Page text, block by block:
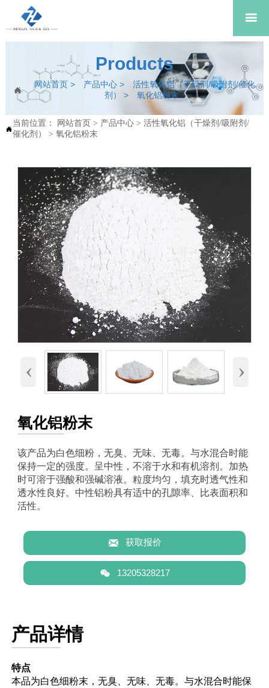

Products

网站首页 > 产品中心 >
活性氧化铝（干燥剂/吸附剂/催化
剂）
> 氧化铝粉末

当前位置： 网站首页 > 产品中心> 活性氧化铝（干燥剂/吸附剂/
催化剂）
> 氧化铝粉末
‹ ›
氧化铝粉末
该产品为白色细粉，无臭、无味、无毒。与水混合时能
保持一定的强度。呈中性，不溶于水和有机溶剂。加热
时可溶于强酸和强碱溶液。粒度均匀，填充时透气性和
透水性良好。中性铝粉具有适中的孔隙率、比表面积和
活性。
 获取报价
 13205328217
产品详情
特点
本品为白色细粉末，无臭、无味、无毒。与水混合时能保